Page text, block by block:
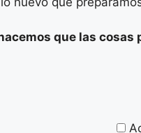
que las cosas